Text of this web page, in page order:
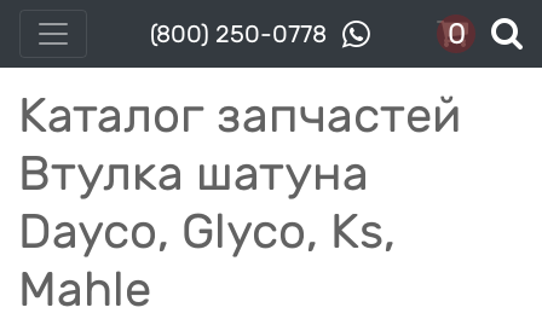
(800) 250-0778 0
Каталог запчастей
Втулка шатуна
Dayco, Glyco, Ks,
Mahle